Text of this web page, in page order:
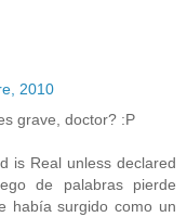
2010
grave, doctor? :P
is Real unless declared
de palabras pierde
había surgido como un